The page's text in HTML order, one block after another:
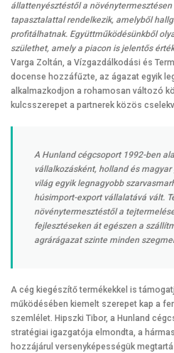
állattenyésztéstől a
tapasztalattal rendelkezik, amelyből
profitálhatnak. Együttműködésünkből
születhet, amely a piacon is jelentős
Varga Zoltán, a Vízgazdálkodási és
docense hozzáfűzte, az ágazat egyik
alkalmazkodjon a rohamosan változó
kulcsszerepet a partnerek közös
A Hunland cégcsoport 1992-ben
vállalkozásként, holland és
világ egyik legnagyobb
húsimport-export vállalatává vált.
növénytermesztéstől a
fejlesztéseken át egészen a
agrárágazat szinte minden
A cég kiegészítő termékekkel is
működésében kiemelt szerepet kap a
szemlélet. Hipszki Tibor, a Hunland
stratégiai igazgatója elmondta, a
hozzájárul versenyképességük